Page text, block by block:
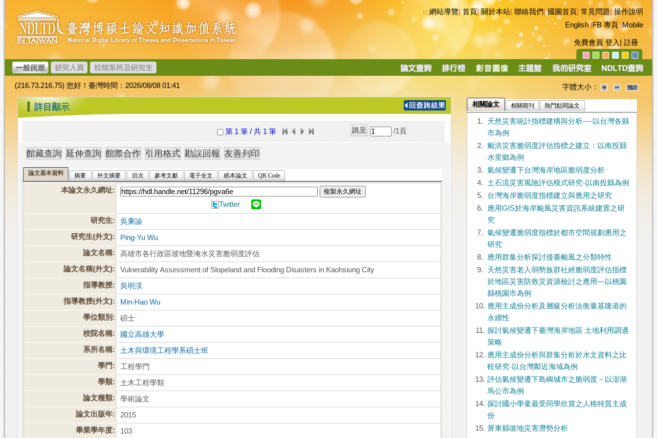
跳
到
主
要
內
容
臺
灣
博
碩
士
論
文
加
值
系
統
::: 網站導覽|首頁|關於本站 聯絡我們|國圖首頁 常見問題|操作說明
English|FB 專頁|Mobile
免費會員 登入 註冊
導
(216.73.216.75) 您好！臺灣時間：2026/08/08 01:41 字體大小：
::: 詳目顯示
第 1 筆 / 共 1 筆 /1 頁
論文基本資料 摘要 外文摘要 目次 參考文獻 電子全文 紙本論文 QR Code
本論文永久網址: 複製永久網址
Twitter
研究生:
吳秉諭
研究生(外文):
Ping-Yu Wu
論文名稱:
高雄市各行政區坡地暨淹水災害脆弱度評估
論文名稱(外文):
Vulnerability Assessment of Slopeland and Flooding Disasters in Kaohsiung City
指導教授:
吳明淏
指導教授(外文):
Min-Hao Wu
學位類別:
碩士
校院名稱:
國立高雄大學
系所名稱:
土木與環境工程學系碩士班
學門:
工程學門
學類:
土木工程學類
論文種類:
學術論文
論文出版年:
2015
畢業學年度:
103
相關論文 相關期刊 熱門點閱論文
1.
天然災害統計指標建構與分析----以台灣各縣
市為例
2.
颱洪災害脆弱度評估指標之建立：以南投縣
水里鄉為例
3.
氣候變遷下台灣海岸地區脆弱度分析
4.
土石流災害風險評估模式研究-以南投縣為例
5.
台灣海岸脆弱度指標建立與應用之研究
6.
應用GIS於海岸颱風災害資訊系統建置之研
究
7.
氣候變遷脆弱度指標於都市空間規劃應用之
研究
8.
應用群集分析探討侵臺颱風之分類特性
9.
天然災害老人弱勢族群社經脆弱度評估指標
於地區災害防救災資源檢討之應用—以桃園
縣桃園市為例
10. 應用主成份分析及層級分析法衡量基隆港的
永續性
11. 探討氣候變遷下臺灣海岸地區 土地利用調適
策略
12. 應用主成份分析與群集分析於水文資料之比
較研究-以台灣鄰近海域為例
13. 評估氣候變遷下島嶼城市之脆弱度－以澎湖
馬公市為例
14. 探討國小學童最受同學欣賞之人格特質主成
份
15. 屏東縣坡地災害潛勢分析